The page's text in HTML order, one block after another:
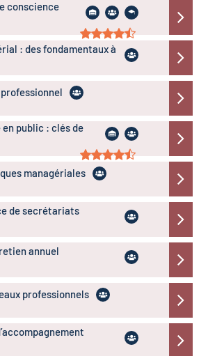
conscience
: des fondamentaux à
public : clés de
managériales
de secrétariats
annuel
professionnels